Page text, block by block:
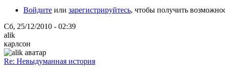
Войдите или зарегистрируйтесь, чтобы получить
Сб, 25/12/2010 - 02:39
alik
карлсон
Re: Невыдуманная история